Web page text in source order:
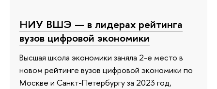
НИУ ВШЭ — в лидерах рейтинга
вузов цифровой экономики
Высшая школа экономики заняла 2-е место в
новом рейтинге вузов цифровой экономики по
Москве и Санкт-Петербургу за 2023 год,